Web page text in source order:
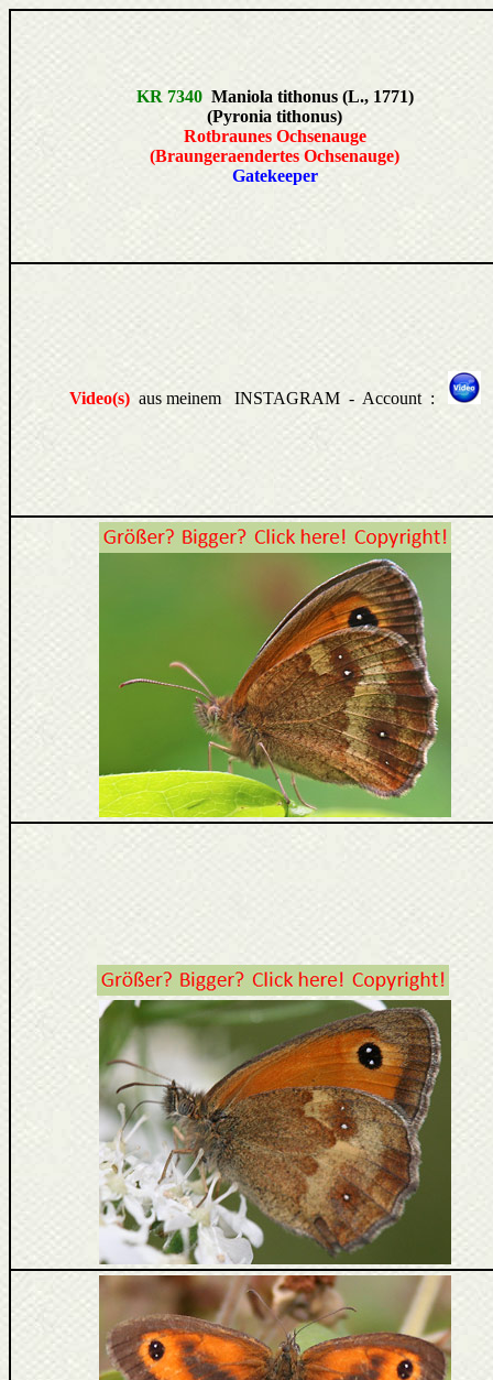
KR 7340 Maniola tithonus (L., 1771)
(Pyronia tithonus)
Rotbraunes Ochsenauge
(Braungeraendertes Ochsenauge)
Gatekeeper
Video(s)aus meinem INSTAGRAM - Account :